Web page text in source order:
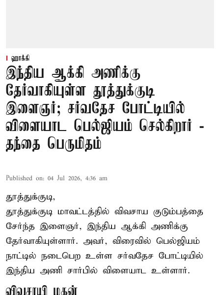
ஹாக்கி
இந்திய ஆக்கி அணிக்கு
தேர்வாகியுள்ள தூத்துக்குடி
இளைஞர்; சர்வதேச போட்டியில்
விளையாட பெல்ஜியம் செல்கிறார் -
தந்தை பெருமிதம்
Published on: 04 Jul 2026, 4:36 am
தூத்துக்குடி,
தூத்துக்குடி மாவட்டத்தில் விவசாய குடும்பத்தை
சேர்ந்த இளைஞர், இந்திய ஆக்கி அணிக்கு
தேர்வாகியுள்ளார். அவர், விரைவில் பெல்ஜியம்
நாட்டில் நடைபெற உள்ள சர்வதேச போட்டியில்
இந்திய அணி சார்பில் விளையாட உள்ளார்.
விவசாயி மகன்